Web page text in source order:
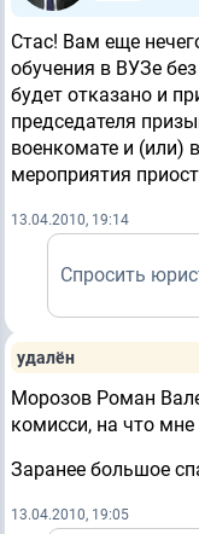
Стас! Вам еще
обучения в ВУЗе
будет отказано и
председателя
военкомате и (или)
мероприятия
13.04.2010, 19:14
Спросить
удалён
Морозов Роман
комисси, на что
Заранее большое
13.04.2010, 19:05